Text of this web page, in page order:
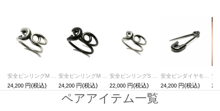
24,200
24,200
22,000
24,200
ペアアイテム一覧